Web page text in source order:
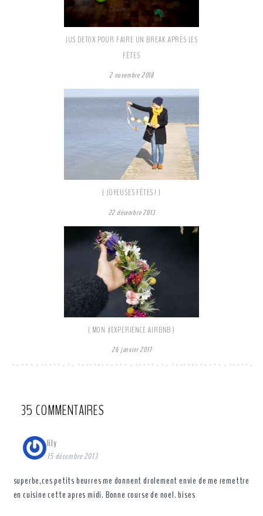
JUS DETOX POUR FAIRE UN BREAK APRÈS LES
FÊTES
2 novembre 2018
{ JOYEUSES FÊTES ! }
22 décembre 2013
{ MON #EXPERIENCE AIRBNB }
26 janvier 2017
35 COMMENTAIRES
lily
15 décembre 2013
superbe,ces petits beurres me donnent drolement envie de me remettre
en cuisine cette apres midi. Bonne course de noel. bises